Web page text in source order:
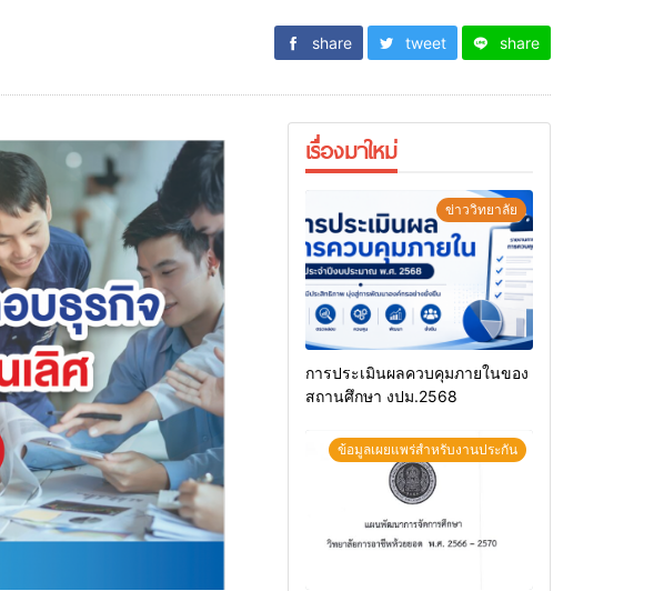
share tweet share
เรื่องมาใหม่
ข่าววิทยาลัย
การประเมินผลควบคุมภายในของ
สถานศึกษา งปม.2568
ข้อมูลเผยแพร่สำหรับงานประกัน